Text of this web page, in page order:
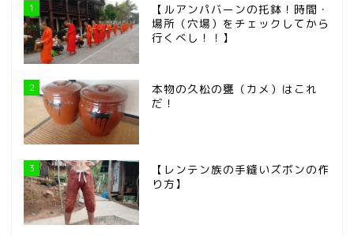
1
【ルアンパバーンの托鉢！時間・
場所（穴場）をチェックしてから
行くべし！！】
2
本物の久松の甕（カメ）はこれ
だ！
3
【レンテン族の手縫いズボンの作
り方】